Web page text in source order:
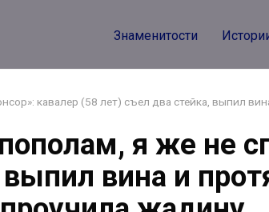
Знаменитости
кавалер (58 лет) съел два стейка, выпил
я же не
вина и